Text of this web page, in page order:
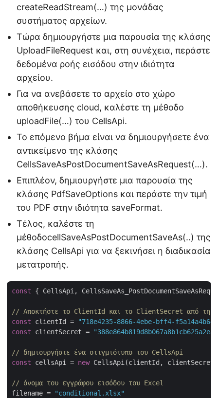
createReadStream(…) της μονάδας
συστήματος αρχείων.
Τώρα δημιουργήστε μια παρουσία της κλάσης
UploadFileRequest και, στη συνέχεια, περάστε
δεδομένα ροής εισόδου στην ιδιότητα
αρχείου.
Για να ανεβάσετε το αρχείο στο χώρο
αποθήκευσης cloud, καλέστε τη μέθοδο
uploadFile(…) του CellsApi.
Το επόμενο βήμα είναι να δημιουργήσετε ένα
αντικείμενο της κλάσης
CellsSaveAsPostDocumentSaveAsRequest(…).
Επιπλέον, δημιουργήστε μια παρουσία της
κλάσης PdfSaveOptions και περάστε την τιμή
του PDF στην ιδιότητα saveFormat.
Τέλος, καλέστε τη
μέθοδοcellSaveAsPostDocumentSaveAs(..) της
κλάσης CellsApi για να ξεκινήσει η διαδικασία
μετατροπής.
const { CellsApi,
// Αποκτήστε το ClientId και το ClientSecret από τη
const clientId =
"718e4235-8866-4ebe-bff4-
const clientSecret =
// δημιουργήστε ένα στιγμιότυπο του CellsApi
const cellsApi = new CellsApi(clientId,
// όνομα του εγγράφου εισόδου του Excel
filename =
"conditional.xlsx"